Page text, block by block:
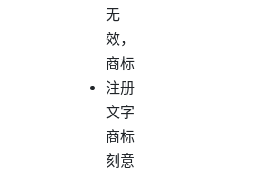
无
效，
商标
注册
文字
商标
刻意